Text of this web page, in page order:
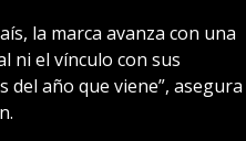
la marca avanza con una
ni el vínculo con sus
del año que viene”, asegura